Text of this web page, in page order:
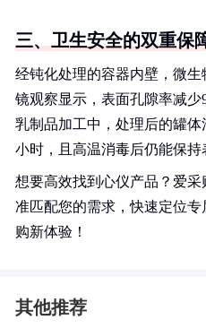
三、卫生安全的双重保
经钝化处理的容器内壁，微
镜观察显示，表面孔隙率减
乳制品加工中，处理后的罐
小时，且高温消毒后仍能保持
想要高效找到心仪产品？爱
准匹配您的需求，快速定位
购新体验！
其他推荐